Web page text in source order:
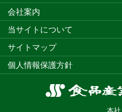
食
本社
会社案内
当サイトについて
サイトマップ
個人情報保護方針